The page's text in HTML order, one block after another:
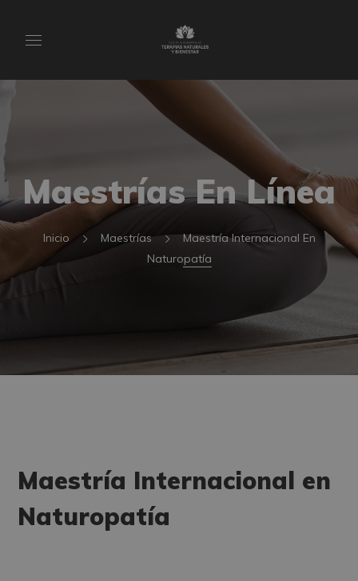
Maestrías En Línea
Inicio Maestrías
Maestría Internacional En
Naturopatía
Maestría Internacional en
Naturopatía